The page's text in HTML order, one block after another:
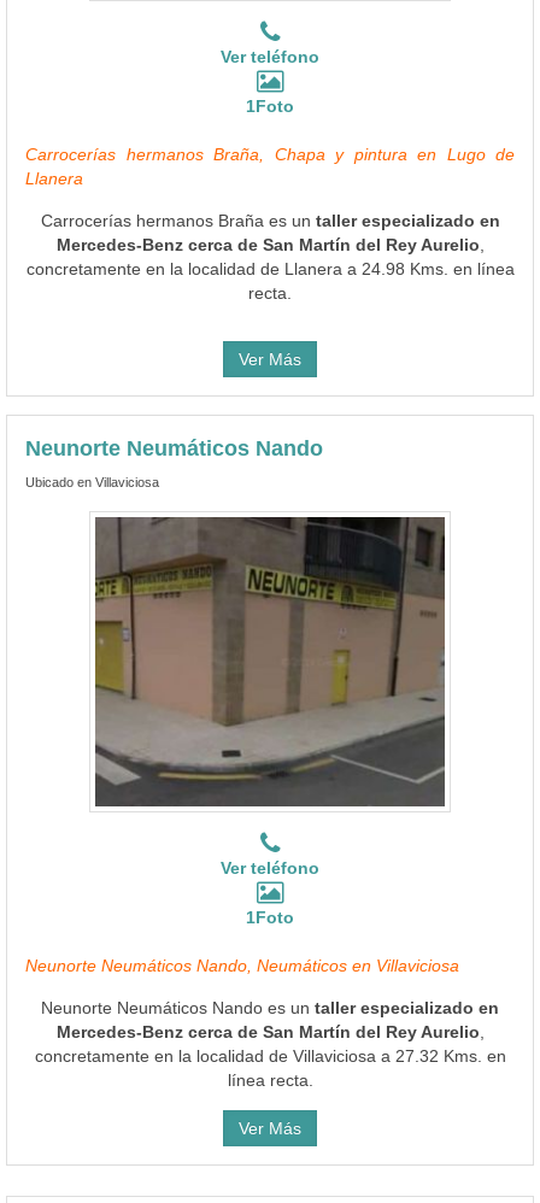
Ver teléfono
1Foto
Carrocerías hermanos Braña, Chapa y pintura en Lugo de
Llanera
Carrocerías hermanos Braña es un taller especializado en
Mercedes-Benz cerca de San Martín del Rey Aurelio
concretamente en la localidad de Llanera a 24.98 Kms. en línea
recta.
Ver Más
Neunorte Neumáticos Nando
Ubicado en Villaviciosa
Ver teléfono
1Foto
Neunorte Neumáticos Nando, Neumáticos en Villaviciosa
Neunorte Neumáticos Nando es un taller especializado en
Mercedes-Benz cerca de San Martín del Rey Aurelio
concretamente en la localidad de Villaviciosa a 27.32 Kms. en
línea recta.
Ver Más